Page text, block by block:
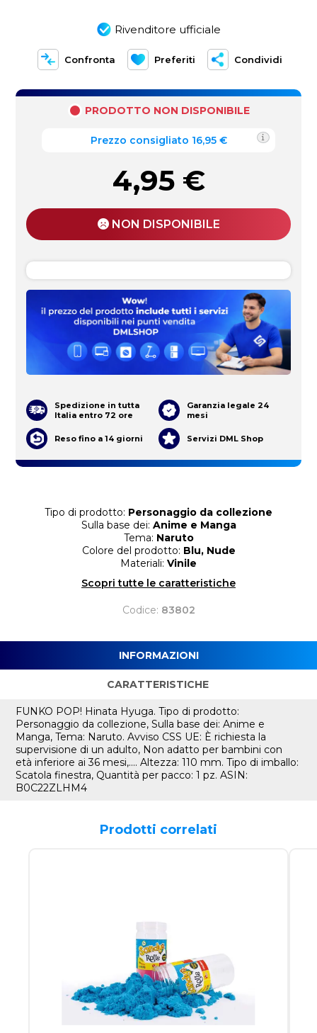
Rivenditore ufficiale
Confronta Preferiti Condividi
Tipo di prodotto: Personaggio da collezione
Sulla base dei: Anime e Manga
Tema: Naruto
Colore del prodotto: Blu, Nude
Materiali: Vinile
Scopri tutte le caratteristiche
Codice: 83802
PRODOTTO NON DISPONIBILE
Prezzo consigliato 16,95 €
4,95 €
NON DISPONIBILE
Spedizione in tutta
Italia entro 72 ore
Garanzia legale 24
mesi
Reso fino a 14 giorni Servizi DML Shop
INFORMAZIONI
CARATTERISTICHE
FUNKO POP! Hinata Hyuga. Tipo di prodotto:
Personaggio da collezione, Sulla base dei: Anime e
Manga, Tema: Naruto. Avviso CSS UE: È richiesta la
supervisione di un adulto, Non adatto per bambini con
età inferiore ai 36 mesi,.... Altezza: 110 mm. Tipo di imballo:
Scatola finestra, Quantità per pacco: 1 pz. ASIN:
B0C22ZLHM4
Prodotti correlati